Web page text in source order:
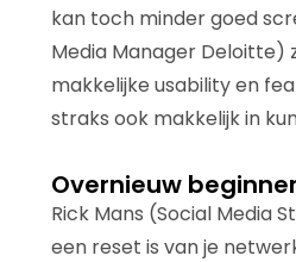
kan toch minder goed
Media Manager Deloitte)
makkelijke usability en
straks ook makkelijk in
Overnieuw
Rick Mans (Social Media
een reset is van je